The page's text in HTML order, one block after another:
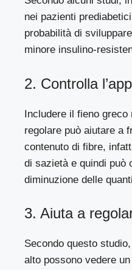
nei pazienti
probabilità di
minore insulino-
2. Controlla
Includere il fieno greco
regolare può aiutare a
contenuto di fibre,
di sazietà e quindi può
diminuzione delle
3. Aiuta a
Secondo questostudio
alto possono vedere